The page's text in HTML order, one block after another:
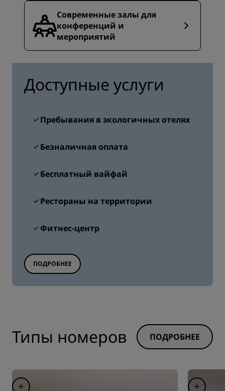
Современные залы для
конференций и
мероприятий
Доступные услуги
Пребывания в экологичных отелях
Безналичная оплата
Бесплатный вайфай
Рестораны на территории
Фитнес-центр
ПОДРОБНЕЕ
Типы номеров ПОДРОБНЕЕ